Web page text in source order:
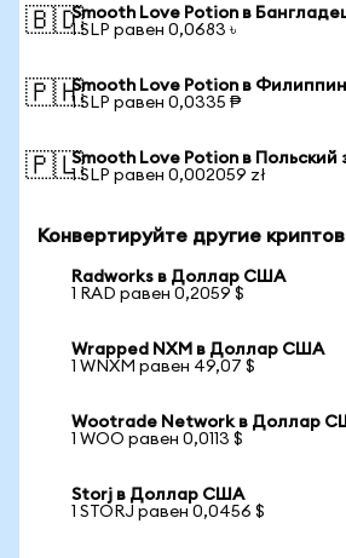
🇧🇩Smooth Love Potion в
1 SLP равен 0,0683 ৳
🇵🇭Smooth Love Potion в
1 SLP равен 0,0335 ₱
🇵🇱Smooth Love Potion в Польский
1 SLP равен 0,002059 zł
Конвертируйте другие
Radworks в Доллар США
1 RAD равен 0,2059 $
Wrapped NXM в Доллар США
1 WNXM равен 49,07 $
Wootrade Network в Доллар
1 WOO равен 0,0113 $
Storj в Доллар США
1 STORJ равен 0,0456 $